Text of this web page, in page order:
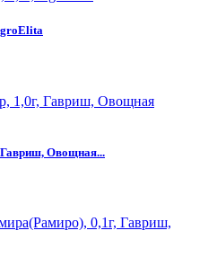
Гавриш, Овощная...